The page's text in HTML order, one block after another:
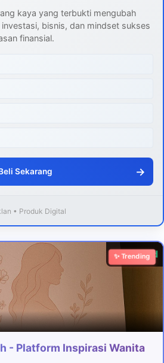
kaya yang terbukti mengubah
bisnis, dan mindset sukses
finansial.
Sekarang →
• Produk Digital
Download
✨ Trending
- Platform Inspirasi Wanita